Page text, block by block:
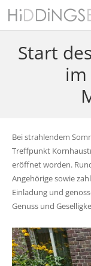
Start
Bei strahlendem
Treffpunkt
eröffnet worden.
Angehörige sowie
Einladung und
Genuss und